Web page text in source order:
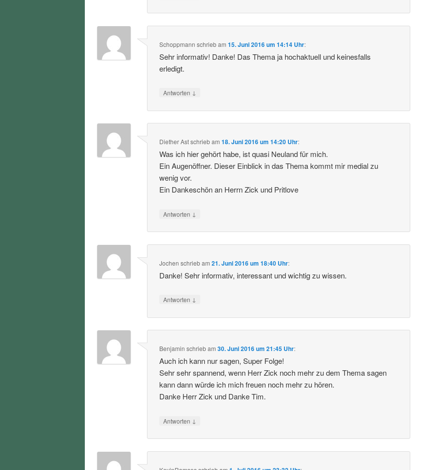
Schoppmann schriebam15. Juni 2016 um 14:14 Uhr:
Sehr informativ! Danke! Das Thema ja hochaktuell und keinesfalls
erledigt.
Antworten ↓
Diether Astschriebam18. Juni 2016 um 14:20 Uhr:
Was ich hier gehört habe, ist quasi Neuland für mich.
Ein Augenöffner. Dieser Einblick in das Thema kommt mir medial zu
wenig vor.
Ein Dankeschön an Herrn Zick und Pritlove
Antworten ↓
Jochen schriebam21. Juni 2016 um 18:40 Uhr:
Danke! Sehr informativ, interessant und wichtig zu wissen.
Antworten ↓
Benjamin schriebam30. Juni 2016 um 21:45 Uhr:
Auch ich kann nur sagen, Super Folge!
Sehr sehr spannend, wenn Herr Zick noch mehr zu dem Thema sagen
kann dann würde ich mich freuen noch mehr zu hören.
Danke Herr Zick und Danke Tim.
Antworten ↓